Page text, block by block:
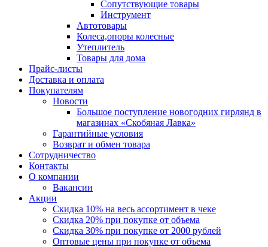
Сопутствующие товары
Инструмент
Автотовары
Колеса,опоры колесные
Утеплитель
Товары для дома
Прайс-листы
Доставка и оплата
Покупателям
Новости
Большое поступление новогодних гирлянд в
магазинах «Скобяная Лавка»
Гарантийные условия
Возврат и обмен товара
Сотрудничество
Контакты
О компании
Вакансии
Акции
Скидка 10% на весь ассортимент в чеке
Скидка 20% при покупке от объема
Скидка 30% при покупке от 2000 рублей
Оптовые цены при покупке от объема